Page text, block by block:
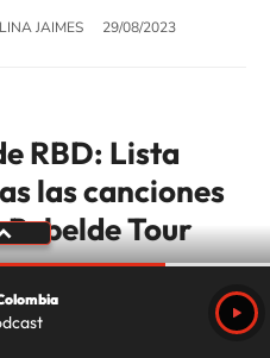
JAIMES 29/08/2023
RBD: Lista
las canciones
Tour
años lejos de los